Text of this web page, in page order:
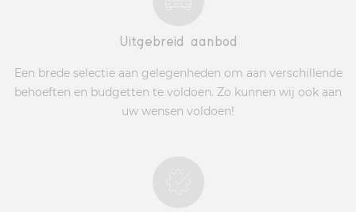
Uitgebreid aanbod
Een brede selectie aan gelegenheden om aan verschillende
behoeften en budgetten te voldoen. Zo kunnen wij ook aan
uw wensen voldoen!